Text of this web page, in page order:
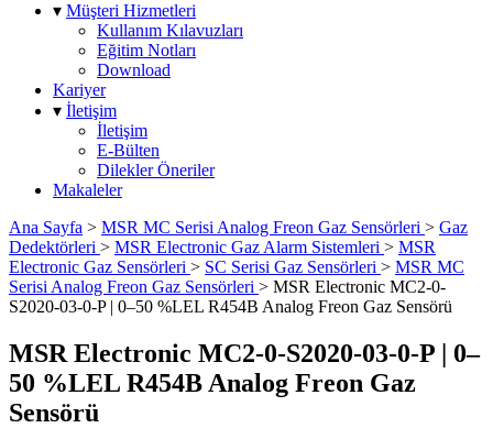
▾ Müşteri Hizmetleri
Kullanım Kılavuzları
Eğitim Notları
Download
Kariyer
▾ İletişim
İletişim
E-Bülten
Dilekler Öneriler
Makaleler
Ana Sayfa > MSR MC Serisi Analog Freon Gaz Sensörleri > Gaz
Dedektörleri > MSR Electronic Gaz Alarm Sistemleri > MSR
Electronic Gaz Sensörleri > SC Serisi Gaz Sensörleri > MSR MC
Serisi Analog Freon Gaz Sensörleri > MSR Electronic MC2-0-
S2020-03-0-P | 0–50 %LEL R454B Analog Freon Gaz Sensörü
MSR Electronic MC2-0-S2020-03-0-P | 0–
50 %LEL R454B Analog Freon Gaz
Sensörü